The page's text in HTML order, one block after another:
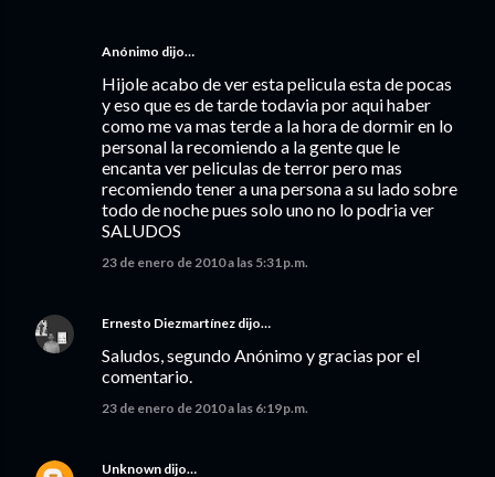
Anónimo dijo…
Hijole acabo de ver esta pelicula esta de pocas
y eso que es de tarde todavia por aqui haber
como me va mas terde a la hora de dormir en lo
personal la recomiendo a la gente que le
encanta ver peliculas de terror pero mas
recomiendo tener a una persona a su lado sobre
todo de noche pues solo uno no lo podria ver
SALUDOS
23 de enero de 2010 a las 5:31 p.m.
Ernesto Diezmartínez dijo…
Saludos, segundo Anónimo y gracias por el
comentario.
23 de enero de 2010 a las 6:19 p.m.
Unknown dijo…